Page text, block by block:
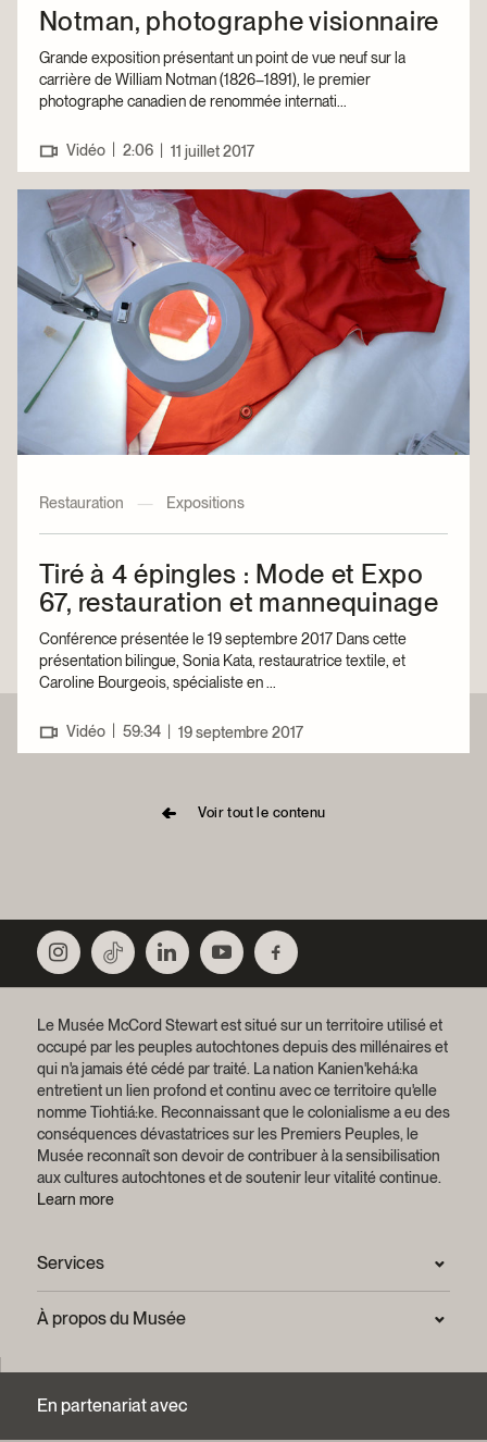
Notman, photographe visionnaire
Grande exposition présentant un point de vue neuf sur la
carrière de William Notman (1826–1891), le premier
photographe canadien de renommée internati...
Vidéo 2:06 11 juillet 2017
Restauration — Expositions
Tiré à 4 épingles : Mode et Expo
67, restauration et mannequinage
Conférence présentée le 19 septembre 2017 Dans cette
présentation bilingue, Sonia Kata, restauratrice textile, et
Caroline Bourgeois, spécialiste en ...
Vidéo 59:34 19 septembre 2017
Voir tout le contenu
Le Musée McCord Stewart est situé sur un territoire utilisé et
occupé par les peuples autochtones depuis des millénaires et
qui n'a jamais été cédé par traité. La nation Kanien'kehá:ka
entretient un lien profond et continu avec ce territoire qu'elle
nomme Tiohtiá:ke. Reconnaissant que le colonialisme a eu des
conséquences dévastatrices sur les Premiers Peuples, le
Musée reconnaît son devoir de contribuer à la sensibilisation
aux cultures autochtones et de soutenir leur vitalité continue.
Learn more
Services
Salle de presse
Nous joindre
Centre d’archives et de documentation
À propos du Musée
En partenariat avec